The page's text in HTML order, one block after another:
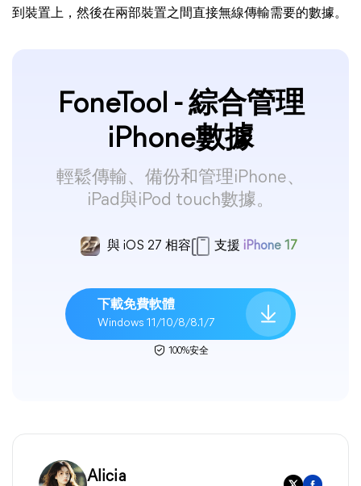
到裝置上，然後在兩部裝置之間直接無線傳輸需要的數據。
FoneTool - 綜合管理
iPhone數據
輕鬆傳輸、備份和管理iPhone、
iPad與iPod touch數據。
與 iOS 27 相容 支援 iPhone 17
下載免費軟體
Windows 11/10/8/8.1/7
100%安全
Alicia